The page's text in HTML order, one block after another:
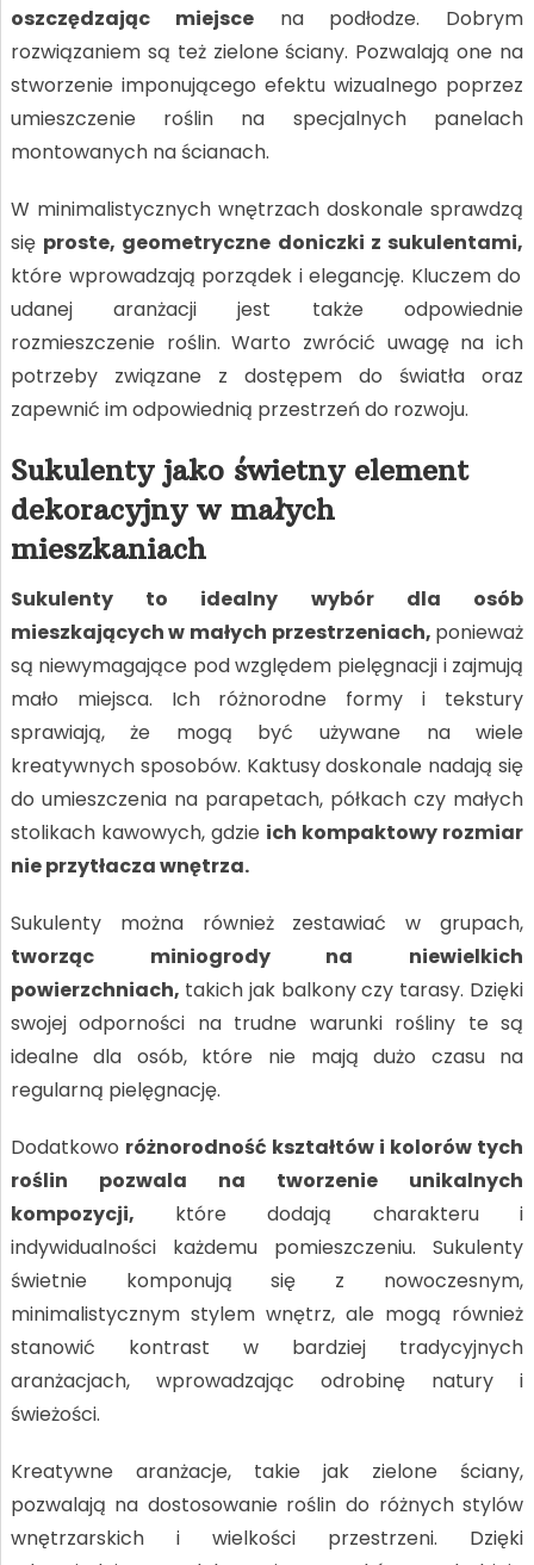
oszczędzając miejscena podłodze. Dobrym
rozwiązaniem są też zielone ściany. Pozwalają one na
stworzenie imponującego efektu wizualnego poprzez
umieszczenie roślin na specjalnych panelach
montowanych na ścianach.
W minimalistycznych wnętrzach doskonale sprawdzą
się proste, geometryczne doniczki z sukulentami,
które wprowadzają porządek i elegancję. Kluczem do
udanej aranżacji jest także odpowiednie
rozmieszczenie roślin. Warto zwrócić uwagę na ich
potrzeby związane z dostępem do światła oraz
zapewnić im odpowiednią przestrzeń do rozwoju.
Sukulenty jako świetny element
dekoracyjny w małych
mieszkaniach
Sukulenty to idealny wybór dla osób
mieszkających w małych przestrzeniach, ponieważ
są niewymagające pod względem pielęgnacji i zajmują
mało miejsca. Ich różnorodne formy i tekstury
sprawiają, że mogą być używane na wiele
kreatywnych sposobów. Kaktusy doskonale nadają się
do umieszczenia na parapetach, półkach czy małych
stolikach kawowych, gdzie ich kompaktowy rozmiar
nie przytłacza wnętrza.
Sukulenty można również zestawiać w grupach,
tworząc miniogrody na niewielkich
powierzchniach, takich jak balkony czy tarasy. Dzięki
swojej odporności na trudne warunki rośliny te są
idealne dla osób, które nie mają dużo czasu na
regularną pielęgnację.
Dodatkowo różnorodność kształtów i kolorów tych
roślin pozwala na tworzenie unikalnych
kompozycji, które dodają charakteru i
indywidualności każdemu pomieszczeniu. Sukulenty
świetnie komponują się z nowoczesnym,
minimalistycznym stylem wnętrz, ale mogą również
stanowić kontrast w bardziej tradycyjnych
aranżacjach, wprowadzając odrobinę natury i
świeżości.
Kreatywne aranżacje, takie jak zielone ściany,
pozwalają na dostosowanie roślin do różnych stylów
wnętrzarskich i wielkości przestrzeni. Dzięki